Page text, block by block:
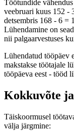
Töötundide
veebruari kuus 152 -
detsembris 168 - 6 =
Lühendamine on
nii palgaarvestuses
Lühendatud tööpäev
makstakse töötajale
tööpäeva eest - tööd
Kokkuvõte
Täiskoormusel
välja järgmine: